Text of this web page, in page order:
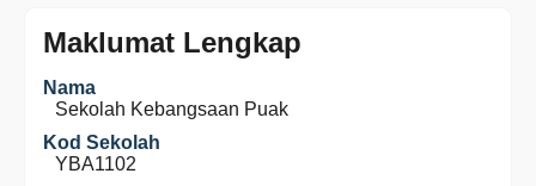
Maklumat Lengkap
Nama
Sekolah Kebangsaan Puak
Kod Sekolah
YBA1102